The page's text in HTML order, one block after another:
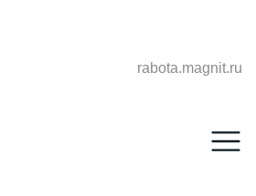
rabota.magnit.ru